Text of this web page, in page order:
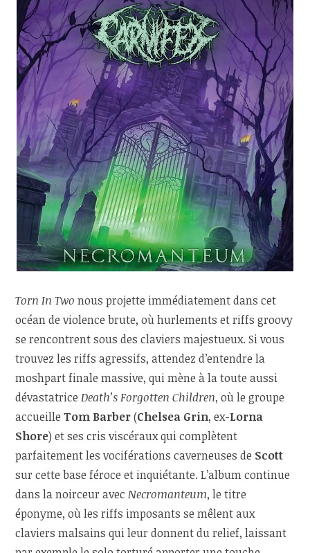
Torn In Two nous projette immédiatement dans cet
océan de violence brute, où hurlements et riffs groovy
se rencontrent sous des claviers majestueux. Si vous
trouvez les riffs agressifs, attendez d’entendre la
moshpart finale massive, qui mène à la toute aussi
dévastatriceDeath’s Forgotten Children, où le groupe
accueilleTom Barber(Chelsea Grin, ex-Lorna
Shore) et ses cris viscéraux qui complètent
parfaitement les vociférations caverneuses de Scott
sur cette base féroce et inquiétante. L’album continue
dans la noirceur avecNecromanteum, le titre
éponyme, où les riffs imposants se mêlent aux
claviers malsains qui leur donnent du relief, laissant